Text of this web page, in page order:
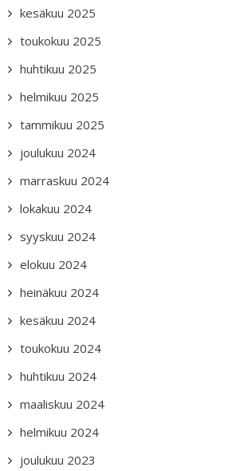
kesäkuu 2025
toukokuu 2025
huhtikuu 2025
helmikuu 2025
tammikuu 2025
joulukuu 2024
marraskuu 2024
lokakuu 2024
syyskuu 2024
elokuu 2024
heinäkuu 2024
kesäkuu 2024
toukokuu 2024
huhtikuu 2024
maaliskuu 2024
helmikuu 2024
joulukuu 2023